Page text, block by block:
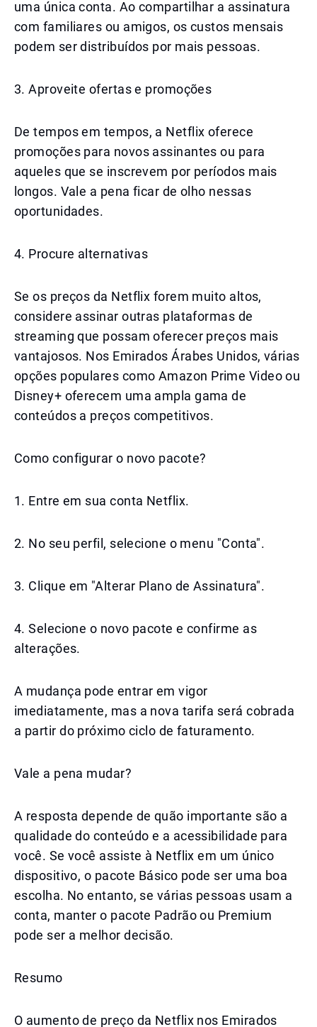
uma única conta. Ao compartilhar a assinatura
com familiares ou amigos, os custos mensais
podem ser distribuídos por mais pessoas.
3. Aproveite ofertas e promoções
De tempos em tempos, a Netflix oferece
promoções para novos assinantes ou para
aqueles que se inscrevem por períodos mais
longos. Vale a pena ficar de olho nessas
oportunidades.
4. Procure alternativas
Se os preços da Netflix forem muito altos,
considere assinar outras plataformas de
streaming que possam oferecer preços mais
vantajosos. Nos Emirados Árabes Unidos, várias
opções populares como Amazon Prime Video ou
Disney+ oferecem uma ampla gama de
conteúdos a preços competitivos.
Como configurar o novo pacote?
1. Entre em sua conta Netflix.
2. No seu perfil, selecione o menu "Conta".
3. Clique em "Alterar Plano de Assinatura".
4. Selecione o novo pacote e confirme as
alterações.
A mudança pode entrar em vigor
imediatamente, mas a nova tarifa será cobrada
a partir do próximo ciclo de faturamento.
Vale a pena mudar?
A resposta depende de quão importante são a
qualidade do conteúdo e a acessibilidade para
você. Se você assiste à Netflix em um único
dispositivo, o pacote Básico pode ser uma boa
escolha. No entanto, se várias pessoas usam a
conta, manter o pacote Padrão ou Premium
pode ser a melhor decisão.
Resumo
O aumento de preço da Netflix nos Emirados